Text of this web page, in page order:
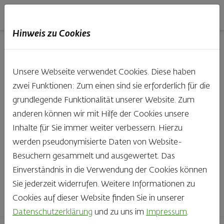
Backstube entdecken
Was gibt es Schöneres, als bei Brot & Gebäck die Qual
der Wahl zu haben? Noch dazu, wenn so großer Wert
auf den kleinen, feinen Unterschied gelegt wird, wie bei
Haubis. Beste Zutaten und Handwerk, das seinen
Namen auch verdient – das schmeckt man einfach!
Finden Sie Ihr Lieblingsprodukt
Hinweis zu Cookies
Unsere Webseite verwendet Cookies. Diese haben
zwei Funktionen: Zum einen sind sie erforderlich für die
grundlegende Funktionalität unserer Website. Zum
anderen können wir mit Hilfe der Cookies unsere
Inhalte für Sie immer weiter verbessern. Hierzu
werden pseudonymisierte Daten von Website-
Besuchern gesammelt und ausgewertet. Das
Einverständnis in die Verwendung der Cookies können
Sie jederzeit widerrufen. Weitere Informationen zu
Cookies auf dieser Website finden Sie in unserer
Datenschutzerklärung und zu uns im Impressum.